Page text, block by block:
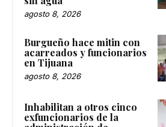
agosto 8, 2026
Burgueño hace mitin con
acarreados y funcionarios
en Tijuana
agosto 8, 2026
Inhabilitan a otros cinco
exfuncionarios de la